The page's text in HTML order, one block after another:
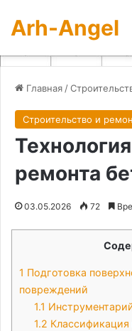
Arh-Angel
Главная /
Строительство и
ремонта
03.05.2026 72
1 Подготовка
повреждений
1.1
1.2